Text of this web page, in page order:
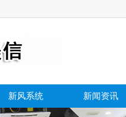
新风系统 新闻资讯